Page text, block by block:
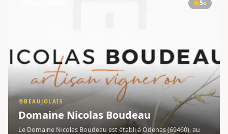
5G
BEAUJOLAIS
Domaine Nicolas Boudeau
Le Domaine Nicolas Boudeau est établi à Odenas (69460), au